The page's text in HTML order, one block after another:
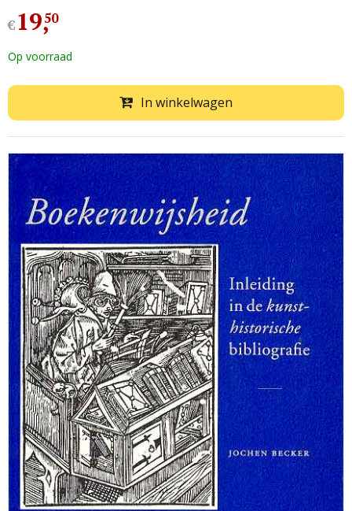
€19,
50
Op voorraad
In winkelwagen